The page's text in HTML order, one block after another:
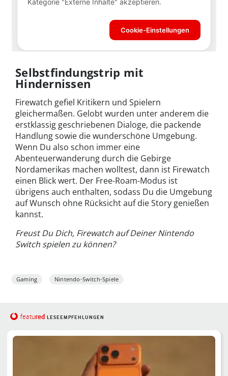
Selbstfindungstrip mit
Hindernissen
Firewatch gefiel Kritikern und Spielern
gleichermaßen. Gelobt wurden unter anderem die
erstklassig geschriebenen Dialoge, die packende
Handlung sowie die wunderschöne Umgebung.
Wenn Du also schon immer eine
Abenteuerwanderung durch die Gebirge
Nordamerikas machen wolltest, dann ist Firewatch
einen Blick wert. Der Free-Roam-Modus ist
übrigens auch enthalten, sodass Du die Umgebung
auf Wunsch ohne Rücksicht auf die Story genießen
kannst.
Freust Du Dich, Firewatch auf Deiner Nintendo
Switch spielen zu können?
Gaming Nintendo-Switch-Spiele
featured LESEEMPFEHLUNGEN